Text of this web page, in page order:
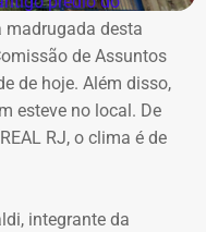
avança pelo
quente, com
de 36°C. A previsão
com aumento da
de chuva à
madrugada desta
de Assuntos
de hoje. Além disso,
esteve no local. De
RJ, o clima é de
integrante da